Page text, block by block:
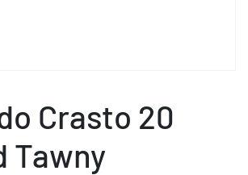
Crasto 20
Tawny